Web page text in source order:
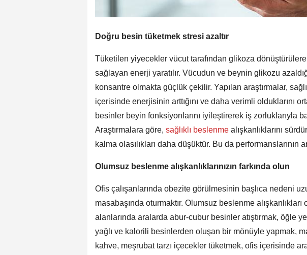
Doğru besin tüketmek stresi azaltır
Tüketilen yiyecekler vücut tarafından glikoza
sağlayan enerji yaratılır. Vücudun ve beynin glikozu
konsantre olmakta güçlük çekilir. Yapılan araştırmalar,
içerisinde enerjisinin arttığını ve daha verimli olduklarını
besinler beyin fonksiyonlarını iyileştirerek iş zorluklarıyla
Araştırmalara göre, sağlıklı beslenme alışkanlıklarını
kalma olasılıkları daha düşüktür. Bu da performanslarının
Olumsuz beslenme alışkanlıklarınızın farkında olun
Ofis çalışanlarında obezite görülmesinin başlıca nedeni
masabaşında oturmaktır. Olumsuz beslenme alışkanlıkları
alanlarında aralarda abur-cubur besinler atıştırmak, öğle
yağlı ve kalorili besinlerden oluşan bir mönüyle yapmak,
kahve, meşrubat tarzı içecekler tüketmek, ofis içerisinde